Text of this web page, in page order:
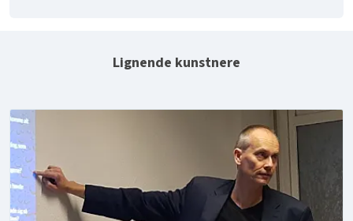
Lignende kunstnere